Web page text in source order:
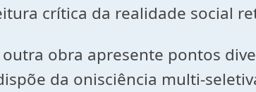
crítica da realidade social
obra apresente pontos
da onisciência multi-